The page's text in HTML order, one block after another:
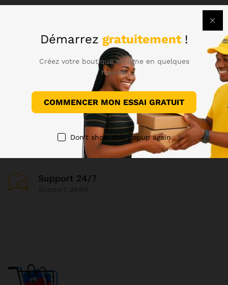
Livraison Gratuite
pour toutes les commandes de plus de 99 $
si les produits ont des problèmes
Paiement Sécurisé
100% sécurisé
Support 24/7
Démarrez gratuitement !
Créez votre boutique en ligne en quelques
heures.
COMMENCER MON ESSAI GRATUIT
Don't show this popup again